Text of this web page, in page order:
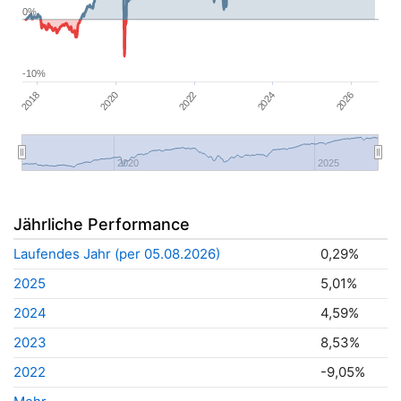
2018 2020 2022 2024 2026
2020 2025
-10%
0%
Jährliche Performance
Laufendes Jahr (per 05.08.2026)
0,29%
2025
5,01%
2024
4,59%
2023
8,53%
2022
-9,05%